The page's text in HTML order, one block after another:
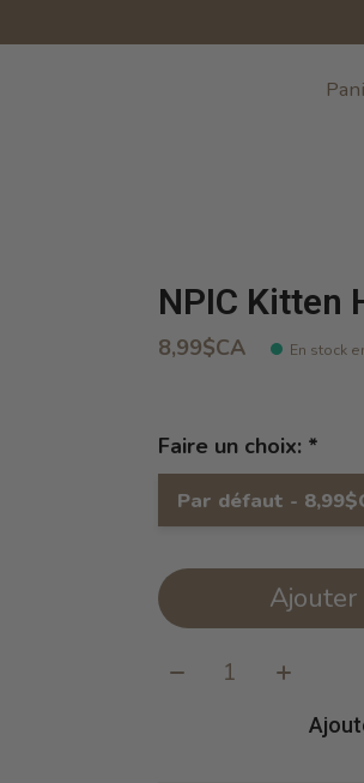
NPIC Kitten
8,99$CA En stock
Faire un choix: *
Par défaut -
Quantité: